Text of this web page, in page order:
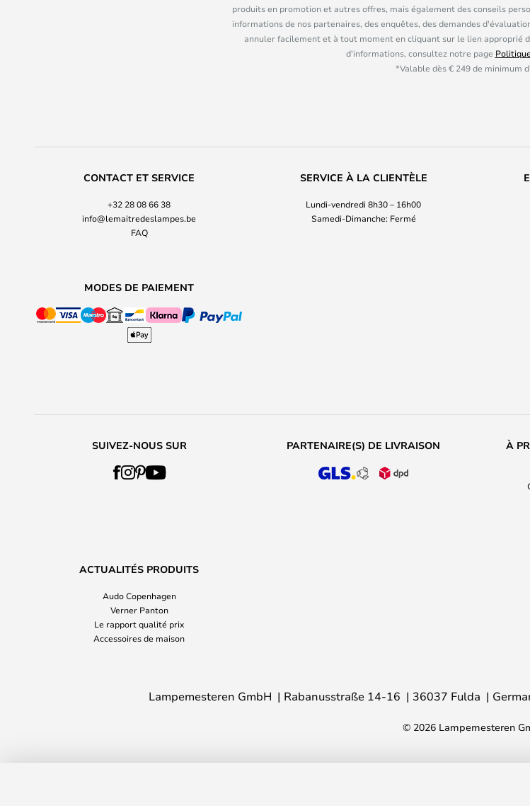
produits en promotion et autres offres, mais également des conseils
informations de nos partenaires, des enquêtes, des demandes
annuler facilement et à tout moment en cliquant sur le lien approprié
d'informations, consultez notre page
*Valable dès € 249 de minimum
CONTACT ET SERVICE
+32 28 08 66 38
info@lemaitredeslampes.be
FAQ
SERVICE À LA CLIENTÈLE
Lundi-vendredi 8h30 – 16h00
Samedi-Dimanche: Fermé
MODES DE PAIEMENT
SUIVEZ-NOUS SUR PARTENAIRE(S) DE LIVRAISON À
ACTUALITÉS PRODUITS
Audo Copenhagen
Verner Panton
Le rapport qualité prix
Accessoires de maison
Lampemesteren GmbH Rabanusstraße 14-16 36037 Fulda
© 2026 Lampemesteren